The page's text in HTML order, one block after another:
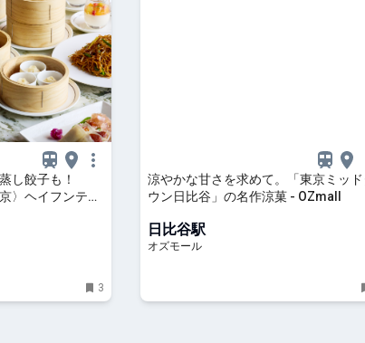
し餃子も！
〉ヘイフンテラ
3
涼やかな甘さを求めて。「東京ミッド
ウン日比谷」の名作涼菓 - OZmall
日比谷駅
オズモール